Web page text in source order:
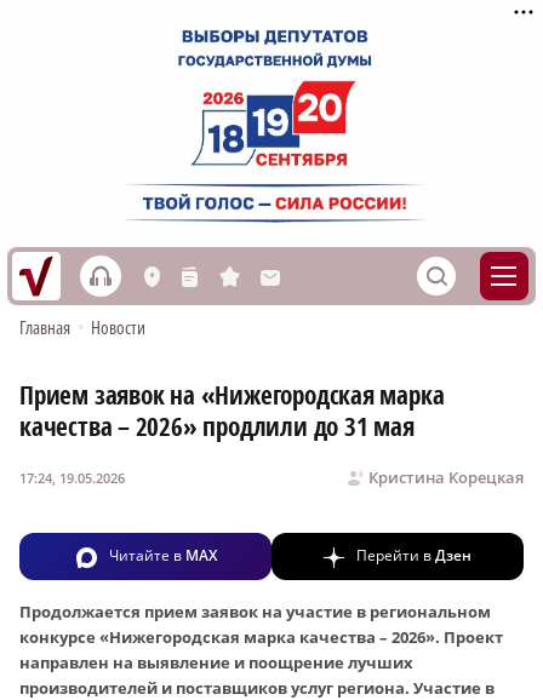
h L n s M S
Главная • Новости
Прием заявок на «Нижегородская марка
качества – 2026» продлили до 31 мая
Кристина Корецкая
17:24, 19.05.2026
Читайте в MAX Перейти вДзен
Продолжается прием заявок на участие в региональном
конкурсе «Нижегородская марка качества – 2026». Проект
направлен на выявление и поощрение лучших
производителей и поставщиков услуг региона. Участие в